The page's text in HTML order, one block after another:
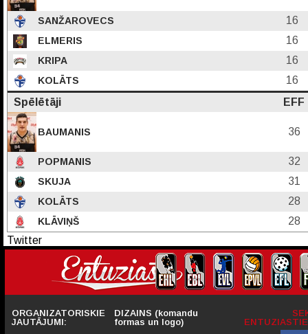
SANŽAROVECS 16
ELMERIS 16
KRIPA 16
KOLĀTS
16
Spēlētāji
EFF
BAUMANIS 36
POPMANIS 32
SKUJA 31
KOLĀTS 28
KLĀVIŅŠ
28
Twitter
ORGANIZATORISKIE
JAUTĀJUMI:
DIZAINS (komandu
formas un logo)